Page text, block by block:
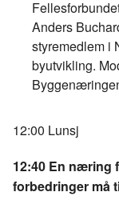
Anders
styremedlem i
byutvikling.
12:00 Lunsj
12:40 En næring
forbedringer må